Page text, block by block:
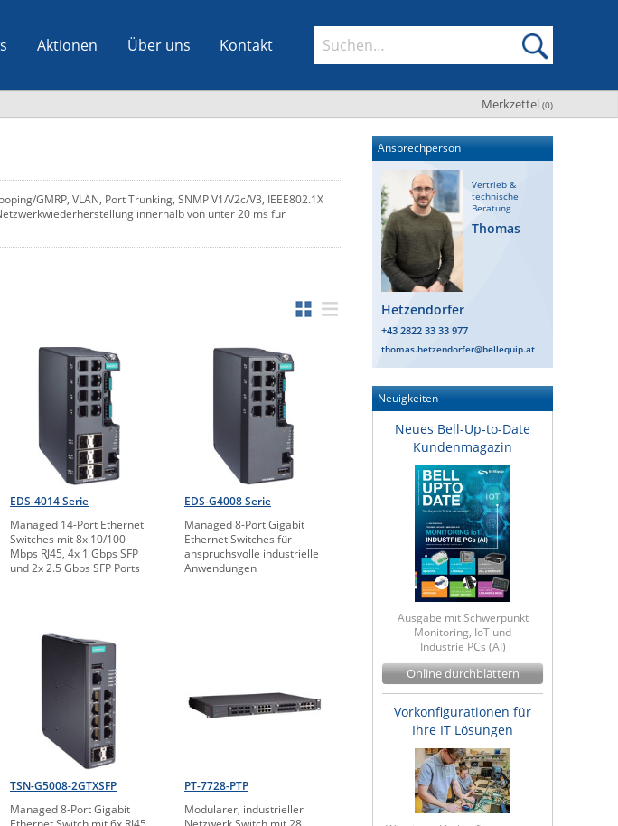
Aktionen Über uns Kontakt
Merkzettel (0)
GMRP, VLAN, Port Trunking, SNMP V1/V2c/V3, IEEE802.1X
innerhalb von unter 20 ms für
EDS-4014 Serie
Managed 14-Port Ethernet
Switches mit 8x 10/100
Mbps RJ45, 4x 1 Gbps SFP
und 2x 2.5 Gbps SFP Ports
EDS-G4008 Serie
Managed 8-Port Gigabit
Ethernet Switches für
anspruchsvolle industrielle
Anwendungen
TSN-G5008-2GTXSFP
Managed 8-Port Gigabit
PT-7728-PTP
Modularer, industrieller
Ansprechperson
Vertrieb &
technische
Beratung
Thomas
Hetzendorfer
+43 2822 33 33 977
thomas.hetzendorfer@bellequip.at
Neuigkeiten
Neues Bell-Up-to-Date
Kundenmagazin
Ausgabe mit Schwerpunkt
Monitoring, IoT und
Industrie PCs (AI)
Online durchblättern
Vorkonfigurationen für
Ihre IT Lösungen